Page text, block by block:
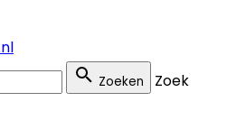
Zoeken
Zoek